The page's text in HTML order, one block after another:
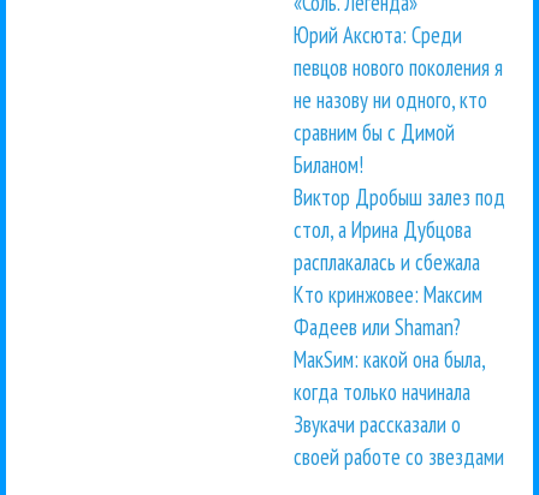
Юрий Аксюта: Среди
певцов нового поколения я
не назову ни одного, кто
сравним бы с Димой
Биланом!
Виктор Дробыш залез под
стол, а Ирина Дубцова
расплакалась и сбежала
Кто кринжовее: Максим
Фадеев или Shaman?
МакSим: какой она была,
когда только начинала
Звукачи рассказали о
своей работе со звездами